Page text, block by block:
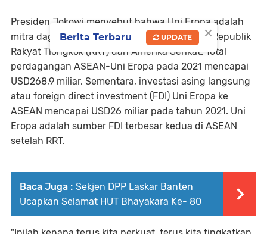
Presiden Jokowi menyebut bahwa Uni Eropa adalah
mitra dagang ASEAN ketiga terbesar setelah Republik
Rakyat Tiongkok (RRT) dan Amerika Serikat. Total
perdagangan ASEAN-Uni Eropa pada 2021 mencapai
USD268,9 miliar. Sementara, investasi asing langsung
atau foreign direct investment (FDI) Uni Eropa ke
ASEAN mencapai USD26 miliar pada tahun 2021. Uni
Eropa adalah sumber FDI terbesar kedua di ASEAN
setelah RRT.
Baca Juga : Sekjen DPP Laskar Banten
Ucapkan Selamat HUT Bhayakara Ke- 80
×
Berita Terbaru UPDATE